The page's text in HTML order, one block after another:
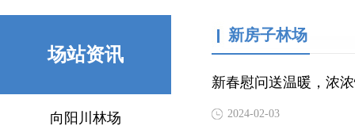
场站资讯
向阳川林场
新房子林场
新春慰问送温暖，浓
2024-02-03